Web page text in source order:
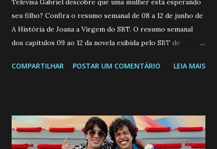
Televisa Gabriel descobre que uma mulher está esperando
seu filho? Confira o resumo semanal de 08 a 12 de junho de
A História de Joana a Virgem do SBT. O resumo semanal
dos capitulos 09 ao 12 da novela exibida pelo SBT de
a Programação Semanal do SBT de 08/06/26 a 14/06/26
confessa a Gabriel que ele demonstrou ser o tipo de
pessoa que ela tanto desejou durante toda a vida. Camila
COMPARTILHAR POSTAR UM COMENTÁRIO LEIA MAIS